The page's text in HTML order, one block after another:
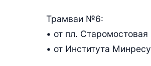
Трамваи №6:
• от пл. Старомостовая
• от Института